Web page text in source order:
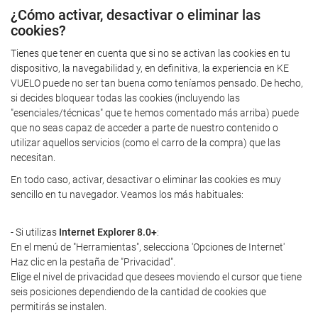
¿Cómo activar, desactivar o eliminar las
cookies?
Tienes que tener en cuenta que si no se activan las cookies en tu
dispositivo, la navegabilidad y, en definitiva, la experiencia en KE
VUELO puede no ser tan buena como teníamos pensado. De hecho,
si decides bloquear todas las cookies (incluyendo las
"esenciales/técnicas" que te hemos comentado más arriba) puede
que no seas capaz de acceder a parte de nuestro contenido o
utilizar aquellos servicios (como el carro de la compra) que las
necesitan.
En todo caso, activar, desactivar o eliminar las cookies es muy
sencillo en tu navegador. Veamos los más habituales:
- Si utilizas Internet Explorer 8.0+:
En el menú de "Herramientas", selecciona 'Opciones de Internet'
Haz clic en la pestaña de "Privacidad".
Elige el nivel de privacidad que desees moviendo el cursor que tiene
seis posiciones dependiendo de la cantidad de cookies que
permitirás se instalen.